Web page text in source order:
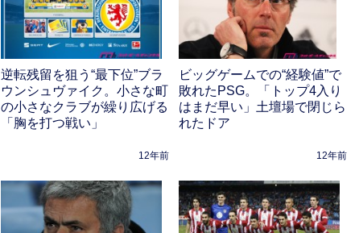
逆転残留を狙う“最下位”ブラ
ウンシュヴァイク。小さな町
の小さなクラブが繰り広げる
「胸を打つ戦い」
12年前
ビッグゲームでの“経験値”で
敗れたPSG。「トップ4入り
はまだ早い」土壇場で閉じら
れたドア
12年前